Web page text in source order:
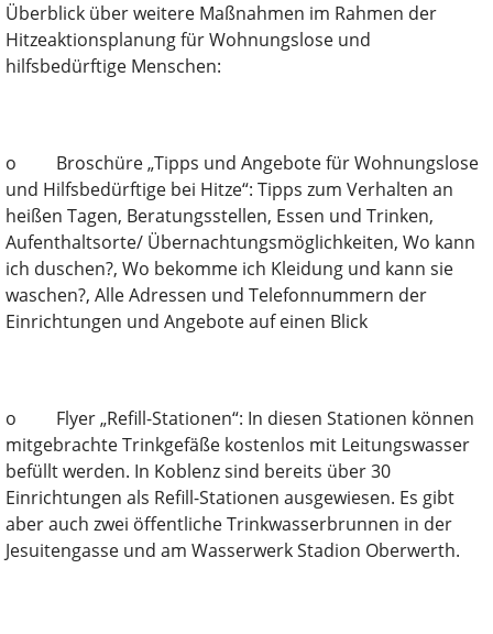
Überblick über weitere Maßnahmen im Rahmen der
Hitzeaktionsplanung für Wohnungslose und
hilfsbedürftige Menschen:
o Broschüre „Tipps und Angebote für Wohnungslose
und Hilfsbedürftige bei Hitze“: Tipps zum Verhalten an
heißen Tagen, Beratungsstellen, Essen und Trinken,
Aufenthaltsorte/ Übernachtungsmöglichkeiten, Wo kann
ich duschen?, Wo bekomme ich Kleidung und kann sie
waschen?, Alle Adressen und Telefonnummern der
Einrichtungen und Angebote auf einen Blick
o Flyer „Refill-Stationen“: In diesen Stationen können
mitgebrachte Trinkgefäße kostenlos mit Leitungswasser
befüllt werden. In Koblenz sind bereits über 30
Einrichtungen als Refill-Stationen ausgewiesen. Es gibt
aber auch zwei öffentliche Trinkwasserbrunnen in der
Jesuitengasse und am Wasserwerk Stadion Oberwerth.